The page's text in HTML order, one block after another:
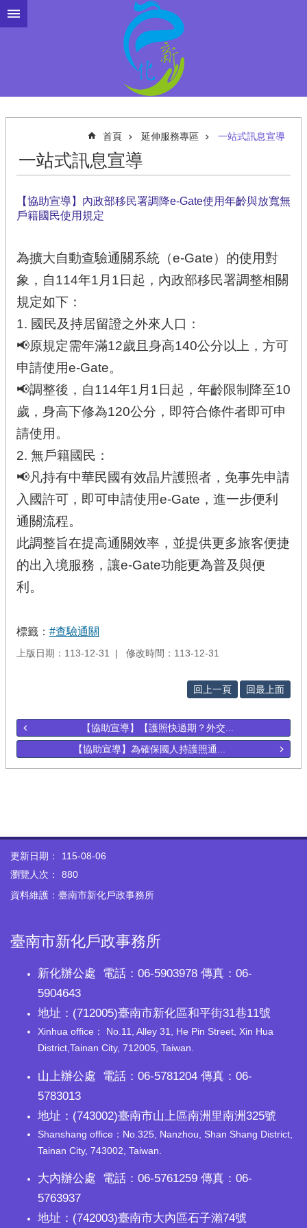
跳到主要內容區塊
首頁 延伸服務專區 一站式訊息宣導
一站式訊息宣導
【協助宣導】內政部移民署調降e-Gate使用年齡與放寬無
戶籍國民使用規定
為擴大自動查驗通關系統（e-Gate）的使用對
象，自114年1月1日起，內政部移民署調整相關
規定如下：
1. 國民及持居留證之外來人口：
📢原規定需年滿12歲且身高140公分以上，方可
申請使用e-Gate。
📢調整後，自114年1月1日起，年齡限制降至10
歲，身高下修為120公分，即符合條件者即可申
請使用。
2. 無戶籍國民：
📢凡持有中華民國有效晶片護照者，免事先申請
入國許可，即可申請使用e-Gate，進一步便利
通關流程。
此調整旨在提高通關效率，並提供更多旅客便捷
的出入境服務，讓e-Gate功能更為普及與便
利。
標籤： #查驗通關
上版日期：113-12-31 修改時間：113-12-31
回上一頁 回最上面
【協助宣導】【護照快過期？外交...
【協助宣導】為確保國人持護照通...
更新日期：
115-08-06
瀏覽人次：
880
資料維護：臺南市新化戶政事務所
臺南市新化戶政事務所
新化辦公處 電話：06-5903978 傳真：06-
5904643
地址：(712005)臺南市新化區和平街31巷11號
Xinhua office： No.11, Alley 31, He Pin Street, Xin Hua
District,Tainan City, 712005, Taiwan.
山上辦公處 電話：06-5781204 傳真：06-
5783013
地址：(743002)臺南市山上區南洲里南洲325號
Shanshang office：No.325, Nanzhou, Shan Shang District,
Tainan City, 743002, Taiwan.
大內辦公處 電話：06-5761259 傳真：06-
5763937
地址：(742003)臺南市大內區石子瀨74號